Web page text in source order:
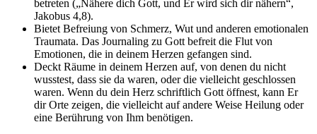
betreten („Nähere dich Gott, und Er wird sich dir nähern“,
Jakobus 4,8).
Bietet Befreiung von Schmerz, Wut und anderen emotionalen
Traumata. Das Journaling zu Gott befreit die Flut von
Emotionen, die in deinem Herzen gefangen sind.
Deckt Räume in deinem Herzen auf, von denen du nicht
wusstest, dass sie da waren, oder die vielleicht geschlossen
waren. Wenn du dein Herz schriftlich Gott öffnest, kann Er
dir Orte zeigen, die vielleicht auf andere Weise Heilung oder
eine Berührung von Ihm benötigen.